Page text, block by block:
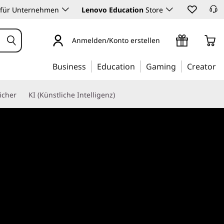
Unternehmen Lenovo Education Store
Anmelden/Konto erstellen
Business Education Gaming Creator
KI (Künstliche Intelligenz)
anmelden
beitreten